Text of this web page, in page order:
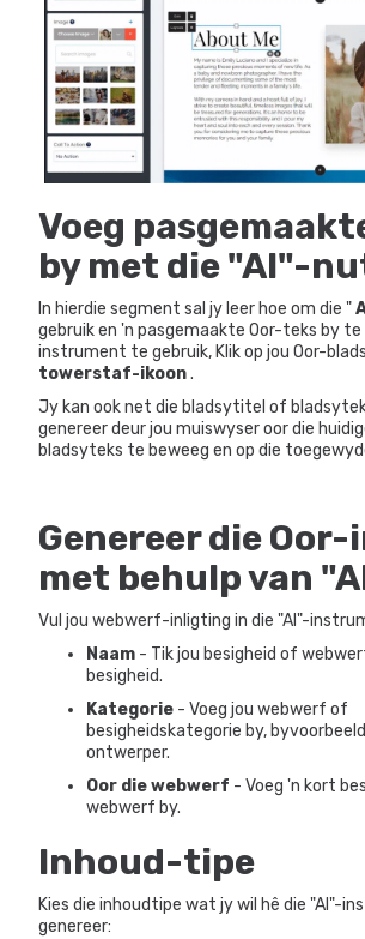
Voeg
by met die "AI"-
In hierdie segment sal jy leer hoe om die "
gebruik en 'n pasgemaakte Oor-teks by te
instrument te gebruik, Klik op jou Oor-
towerstaf-ikoon.
Jy kan ook net die bladsytitel of
genereer deur jou muiswyser oor die
bladsyteks te beweeg en op die
Genereer die
met behulp van
Vul jou webwerf-inligting in die "AI"-
Naam - Tik jou besigheid of
besigheid.
Kategorie - Voeg jou webwerf of
besigheidskategorie by,
ontwerper.
Oor die webwerf - Voeg 'n kort
webwerf by.
Inhoud-tipe
Kies die inhoudtipe wat jy wil hê die "AI"-
genereer: